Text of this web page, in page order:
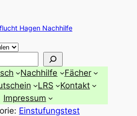
Hagen Nachhilfe
Nachhilfe
Fächer
LRS
Kontakt
Impressum
Einstufungstest